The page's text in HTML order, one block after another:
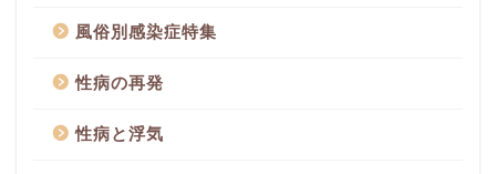
風俗別感染症特集
性病の再発
性病と浮気